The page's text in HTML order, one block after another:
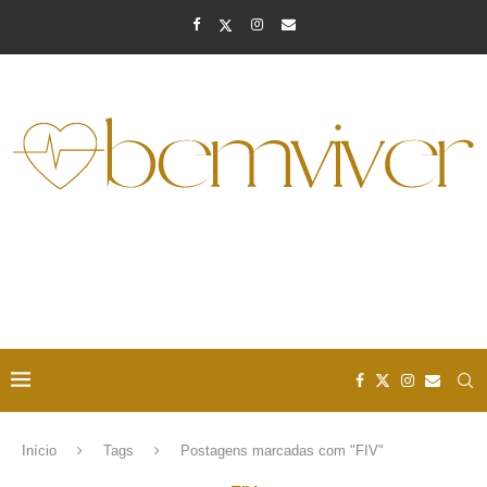
Início Tags Postagens marcadas com "FIV"